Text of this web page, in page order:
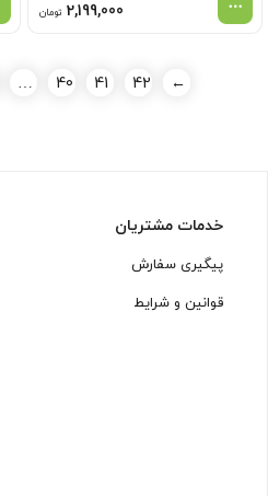
2,199,000 تومان
… 40 41 42 ←
خدمات مشتریان
پیگیری سفارش
قوانین و شرایط